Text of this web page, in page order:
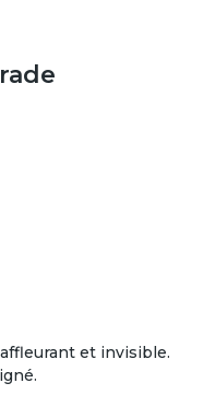
et invisible.